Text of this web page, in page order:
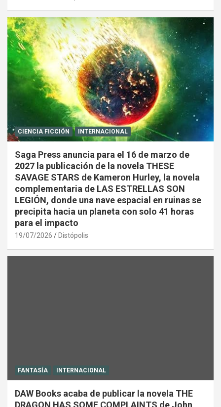
CIENCIA FICCIÓN INTERNACIONAL
Saga Press anuncia para el 16 de marzo de
2027 la publicación de la novela THESE
SAVAGE STARS de Kameron Hurley, la novela
complementaria de LAS ESTRELLAS SON
LEGIÓN, donde una nave espacial en ruinas se
precipita hacia un planeta con solo 41 horas
para el impacto
19/07/2026 Distópolis
FANTASÍA INTERNACIONAL
DAW Books acaba de publicar la novela THE
DRAGON HAS SOME COMPLAINTS de John